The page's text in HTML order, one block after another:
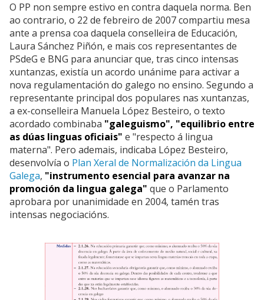
O PP non sempre estivo en contra daquela norma. Ben
ao contrario, o 22 de febreiro de 2007 compartiu mesa
ante a prensa coa daquela conselleira de Educación,
Laura Sánchez Piñón, e mais cos representantes de
PSdeG e BNG para anunciar que, tras cinco intensas
xuntanzas, existía un acordo unánime para activar a
nova regulamentación do galego no ensino. Segundo a
representante principal dos populares nas xuntanzas,
a ex-conselleira Manuela López Besteiro, o texto
acordado combinaba "galeguismo", "equilibrio entre
as dúas linguas oficiais" e "respecto á lingua
materna". Pero ademais, indicaba López Besteiro,
desenvolvía o Plan Xeral de Normalización da Lingua
Galega, "instrumento esencial para avanzar na
promoción da lingua galega" que o Parlamento
aprobara por unanimidade en 2004, tamén tras
intensas negociacións.